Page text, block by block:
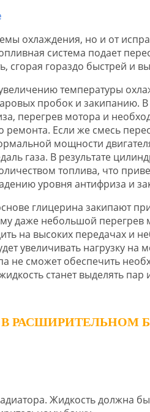
охлаждения, но и от
система подает
сгорая гораздо быстрей и
температуры
пробок и закипанию. В
перегрев мотора и
ремонта. Если же смесь
мощности
газа. В результате
топлива, что
уровня антифриза и
глицерина закипают
даже небольшой перегрев
на высоких передачах и
увеличивать нагрузку на
не сможет обеспечить
станет выделять пар
РАСШИРИТЕЛЬНОМ
Жидкость должна